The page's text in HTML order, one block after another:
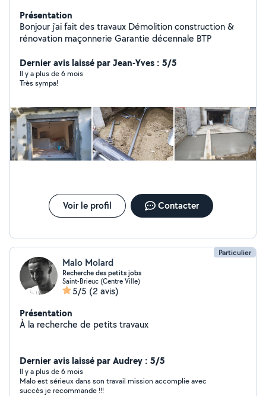
Présentation
Bonjour j'ai fait des travaux Démolition construction &
rénovation maçonnerie Garantie décennale BTP
Dernier avis laissé par Jean-Yves : 5/5
Il y a plus de 6 mois
Très sympa!
Voir le profil Contacter
Particulier
Malo Molard
Recherche des petits jobs
Saint-Brieuc (Centre Ville)
5/5 (2 avis)
Présentation
À la recherche de petits travaux
Dernier avis laissé par Audrey : 5/5
Il y a plus de 6 mois
Malo est sérieux dans son travail mission accomplie avec
succès je recommande !!!